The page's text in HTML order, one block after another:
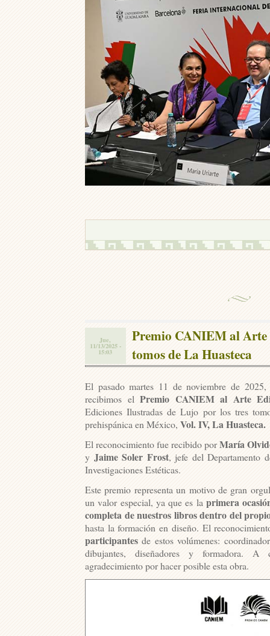
Jue,
11/13/2025 -
15:03
Premio CANIEM al
tomos de La Huasteca
El pasado martes 11 de noviembre de
recibimos elPremio CANIEM al Arte
Ediciones Ilustradas de Lujo por los tres
prehispánica en México, Vol. IV, La Huasteca.
El reconocimiento fue recibido porMaría
y Jaime Soler Frost, jefe del Departamento
Investigaciones Estéticas.
Este premio representa un motivo de gran
un valor especial, ya que es laprimera
completa de nuestros libros dentro del
hasta la formación en diseño. El
participantes de estos volúmenes:
dibujantes, diseñadores y formadora.
agradecimiento por hacer posible esta obra.